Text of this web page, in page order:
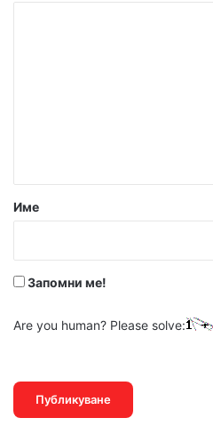
р
Име
Запомни ме!
Are you human? Please solve: